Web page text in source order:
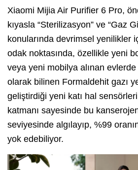
Xiaomi Mijia Air Purifier 6 Pro,
kıyasla “Sterilizasyon” ve “Gaz
konularında devrimsel yenilikler
odak noktasında, özellikle yeni
veya yeni mobilya alınan evlerde
olarak bilinen Formaldehit gazı
geliştirdiği yeni katı hal
katmanı sayesinde bu
seviyesinde algılayıp, %99
yok edebiliyor.